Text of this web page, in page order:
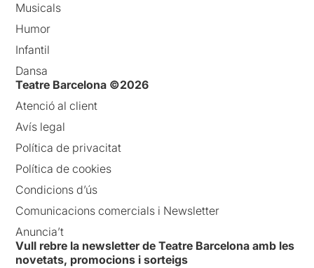
Musicals
Humor
Infantil
Dansa
Teatre Barcelona ©2026
Atenció al client
Avís legal
Política de privacitat
Política de cookies
Condicions d’ús
Comunicacions comercials i Newsletter
Anuncia’t
Vull rebre la newsletter de Teatre Barcelona amb les
novetats, promocions i sorteigs